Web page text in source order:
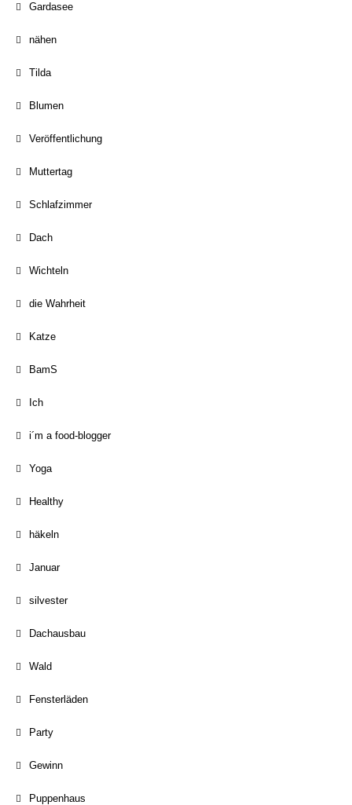
Gardasee
nähen
Tilda
Blumen
Veröffentlichung
Muttertag
Schlafzimmer
Dach
Wichteln
die Wahrheit
Katze
BamS
Ich
i´m a food-blogger
Yoga
Healthy
häkeln
Januar
silvester
Dachausbau
Wald
Fensterläden
Party
Gewinn
Puppenhaus